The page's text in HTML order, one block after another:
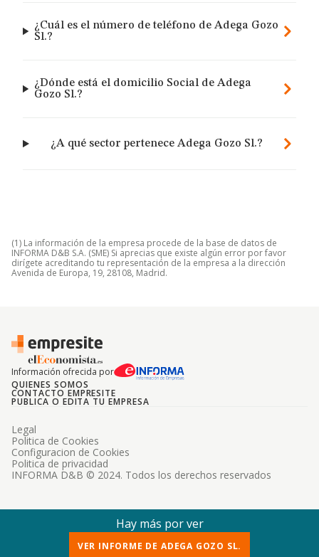
¿Cuál es el número de teléfono de Adega Gozo
Sl.?
¿Dónde está el domicilio Social de Adega
Gozo Sl.?
¿A qué sector pertenece Adega Gozo Sl.?
(1) La información de la empresa procede de la base de datos de
INFORMA D&B S.A. (SME) Si aprecias que existe algún error por favor
dirígete acreditando tu representación de la empresa a la dirección
Avenida de Europa, 19, 28108, Madrid.
Información ofrecida por
QUIENES SOMOS
CONTACTO EMPRESITE
PUBLICA O EDITA TU EMPRESA
INFORMA D&B © 2024. Todos los derechos reservados
Legal
Politica de Cookies
Configuracion de Cookies
Politica de privacidad
Hay más por ver
VER INFORME DE ADEGA GOZO SL.